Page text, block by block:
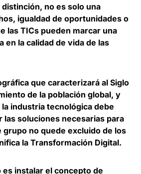
distinción, no es solo una
igualdad de oportunidades o
las TICs pueden marcar una
en la calidad de vida de las
que caracterizará al Siglo
de la población global, y
industria tecnológica debe
las soluciones necesarias para
no quede excluido de los
la Transformación Digital.
instalar el concepto de